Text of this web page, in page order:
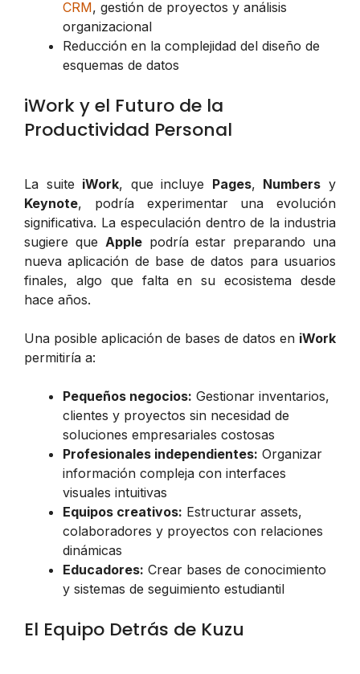
CRM, gestión de proyectos y análisis
organizacional
Reducción en la complejidad del diseño de
esquemas de datos
iWork y el Futuro de la
Productividad Personal
La suite iWork, que incluye Pages, Numbers y
Keynote, podría experimentar una evolución
significativa. La especulación dentro de la industria
sugiere que Applepodría estar preparando una
nueva aplicación de base de datos para usuarios
finales, algo que falta en su ecosistema desde
hace años.
Una posible aplicación de bases de datos en iWork
permitiría a:
Pequeños negocios: Gestionar inventarios,
clientes y proyectos sin necesidad de
soluciones empresariales costosas
Profesionales independientes: Organizar
información compleja con interfaces
visuales intuitivas
Equipos creativos: Estructurar assets,
colaboradores y proyectos con relaciones
dinámicas
Educadores: Crear bases de conocimiento
y sistemas de seguimiento estudiantil
El Equipo Detrás de Kuzu